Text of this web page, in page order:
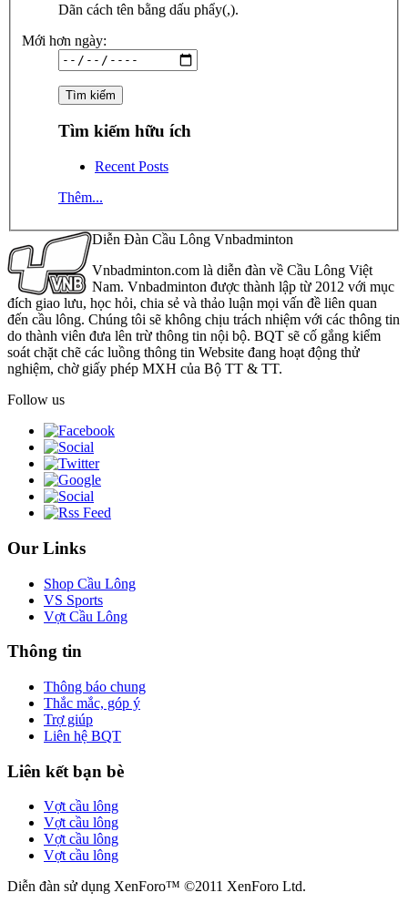
Dãn cách tên bằng dấu phẩy(,).
Mới hơn ngày:
Tìm kiếm hữu ích
Recent Posts
Thêm...
Diễn Đàn Cầu Lông Vnbadminton
Vnbadminton.com là diễn đàn về Cầu Lông Việt
Nam. Vnbadminton được thành lập từ 2012 với mục
đích giao lưu, học hỏi, chia sẻ và thảo luận mọi vấn đề liên quan
đến cầu lông. Chúng tôi sẽ không chịu trách nhiệm với các thông tin
do thành viên đưa lên trừ thông tin nội bộ. BQT sẽ cố gắng kiểm
soát chặt chẽ các luồng thông tin Website đang hoạt động thử
nghiệm, chờ giấy phép MXH của Bộ TT & TT.
Follow us
Our Links
Shop Cầu Lông
VS Sports
Vợt Cầu Lông
Thông tin
Thông báo chung
Thắc mắc, góp ý
Trợ giúp
Liên hệ BQT
Liên kết bạn bè
Vợt cầu lông
Vợt cầu lông
Vợt cầu lông
Vợt cầu lông
Diễn đàn sử dụng XenForo™ ©2011 XenForo Ltd.